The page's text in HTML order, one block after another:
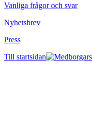
Vanliga frågor och svar
Nyhetsbrev
Press
Till startsidan